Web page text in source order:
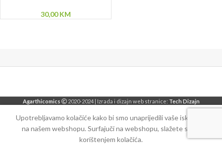
30,00KM
Agarthicomics 2020-2024 | Izrada i dizajn web stranice: Tech Dizajn
Upotrebljavamo kolačiće kako bi smo unaprijedili vaše iskustvo
na našem webshopu. Surfajuči na webshopu, slažete se sa
korištenjem kolačića.